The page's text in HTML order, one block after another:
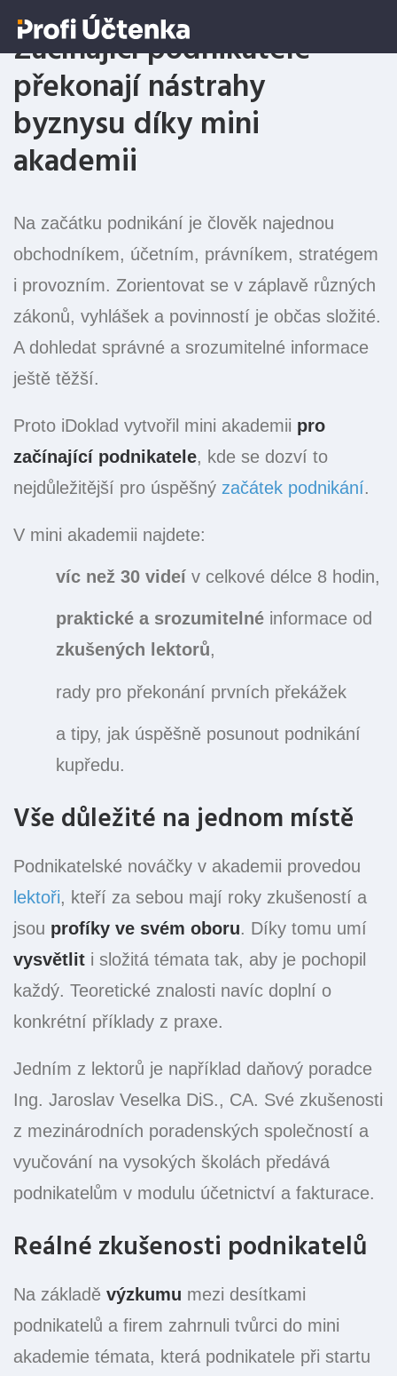
Začínající podnikatelé
překonají nástrahy
byznysu díky mini
akademii
Na začátku podnikání je člověk najednou
obchodníkem, účetním, právníkem, stratégem
i provozním. Zorientovat se v záplavě různých
zákonů, vyhlášek a povinností je občas složité.
A dohledat správné a srozumitelné informace
ještě těžší.
Proto iDoklad vytvořil mini akademii pro
začínající podnikatele, kde se dozví to
nejdůležitější pro úspěšný začátek podnikání.
V mini akademii najdete:
víc než 30 videí v celkové délce 8 hodin,
praktické a srozumitelné informace od
zkušených lektorů,
rady pro překonání prvních překážek
a tipy, jak úspěšně posunout podnikání
kupředu.
Vše důležité na jednom místě
Podnikatelské nováčky v akademii provedou
lektoři, kteří za sebou mají roky zkušeností a
jsou profíky ve svém oboru. Díky tomu umí
vysvětlit i složitá témata tak, aby je pochopil
každý. Teoretické znalosti navíc doplní o
konkrétní příklady z praxe.
Jedním z lektorů je například daňový poradce
Ing. Jaroslav Veselka DiS., CA. Své zkušenosti
z mezinárodních poradenských společností a
vyučování na vysokých školách předává
podnikatelům v modulu účetnictví a fakturace.
Reálné zkušenosti podnikatelů
Na základě výzkumu mezi desítkami
podnikatelů a firem zahrnuli tvůrci do mini
akademie témata, která podnikatele při startu